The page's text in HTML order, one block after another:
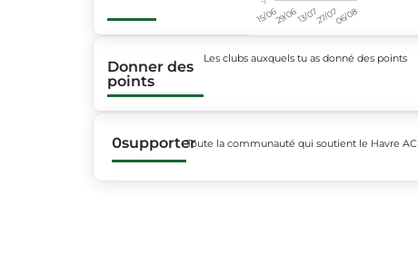
15/0629/0613/0727/0706/08
Donner des
points
Les clubs auxquels tu as donné des points
0supporterToute la communauté qui soutient le Havre AC